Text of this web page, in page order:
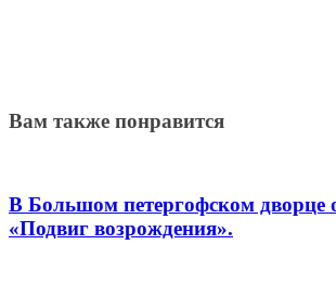
Вам также понравится
В Большом петергофском дворце
«Подвиг возрождения».